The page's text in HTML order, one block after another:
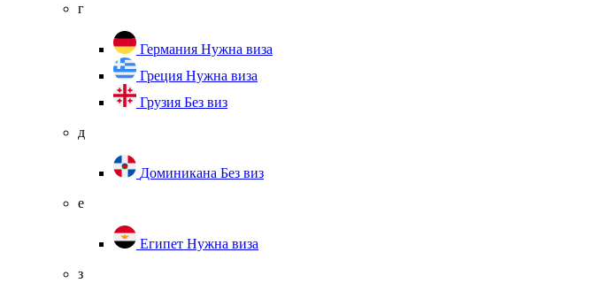
г
Германия Нужна виза
Греция Нужна виза
Грузия Без виз
д
Доминикана Без виз
е
Египет Нужна виза
з